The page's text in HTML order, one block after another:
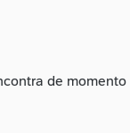
de momento